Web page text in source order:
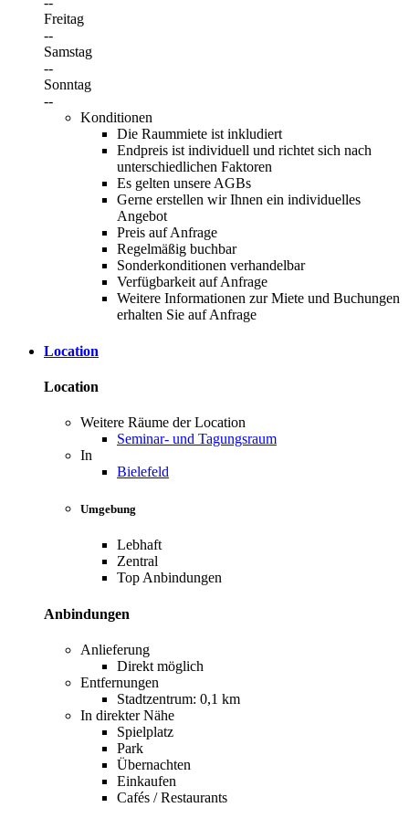
Freitag
--
Samstag
--
Sonntag
--
Konditionen
Die Raummiete ist inkludiert
Endpreis ist individuell und richtet sich nach
unterschiedlichen Faktoren
Es gelten unsere AGBs
Gerne erstellen wir Ihnen ein individuelles
Angebot
Preis auf Anfrage
Regelmäßig buchbar
Sonderkonditionen verhandelbar
Verfügbarkeit auf Anfrage
Weitere Informationen zur Miete und Buchungen
erhalten Sie auf Anfrage
Location
Location
Weitere Räume der Location
Seminar- und Tagungsraum
In
Bielefeld
Umgebung
Lebhaft
Zentral
Top Anbindungen
Anbindungen
Anlieferung
Direkt möglich
Entfernungen
Stadtzentrum: 0,1 km
In direkter Nähe
Spielplatz
Park
Übernachten
Einkaufen
Cafés / Restaurants